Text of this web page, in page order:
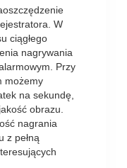
W
ciągłego
nagrywania
Przy
możemy
na sekundę,
obrazu.
nagrania
z pełną